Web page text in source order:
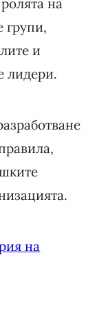
на
групи,
и
лидери.
на